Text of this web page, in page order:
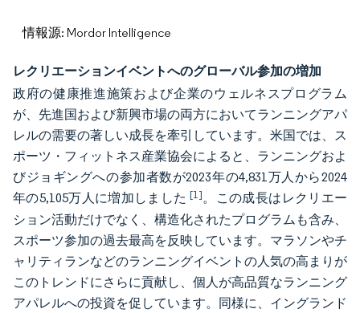
情報源: Mordor Intelligence
レクリエーションイベントへのグローバル参加の増加
政府の健康推進施策および企業のウェルネスプログラム
が、先進国および新興市場の両方においてランニングアパ
レルの需要の著しい成長を牽引しています。米国では、ス
ポーツ・フィットネス産業協会によると、ランニングおよ
びジョギングへの参加者数が2023年の4,831万人から2024
年の5,105万人に増加しました [1]。この成長はレクリエー
ション活動だけでなく、構造化されたプログラムも含み、
スポーツ参加の過去最高を反映しています。マラソンやチ
ャリティランなどのランニングイベントの人気の高まりが
このトレンドにさらに貢献し、個人が高品質なランニング
アパレルへの投資を促しています。同様に、イングランド